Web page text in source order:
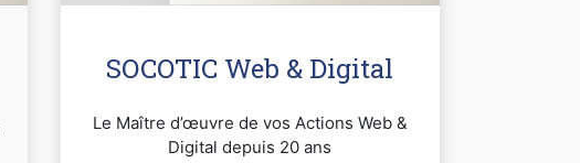
SOCOTIC Web & Digital
Le Maître d’œuvre de vos Actions Web &
Digital depuis 20 ans